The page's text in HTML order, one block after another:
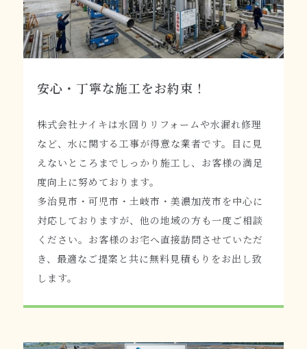
安心・丁寧な施工をお約束！
株式会社ナイキは水回りリフォームや水漏れ修理
など、水に関する工事が得意な業者です。目に見
えないところまでしっかり施工し、お客様の満足
度向上に努めております。
多治見市・可児市・土岐市・美濃加茂市を中心に
対応しておりますが、他の地域の方も一度ご相談
ください。お客様のお宅へ直接訪問させていただ
き、最適なご提案と共に無料見積もりをお出し致
します。